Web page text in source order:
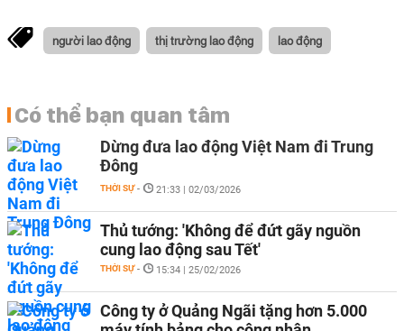
người lao động thị trường lao động lao động
Có thể bạn quan tâm
Dừng đưa lao động Việt Nam đi Trung
Đông
THỜI SỰ - 21:33 | 02/03/2026
Thủ tướng: 'Không để đứt gãy nguồn
cung lao động sau Tết'
THỜI SỰ - 15:34 | 25/02/2026
Công ty ở Quảng Ngãi tặng hơn 5.000